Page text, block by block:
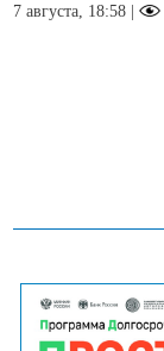
7 августа, 18:58 |